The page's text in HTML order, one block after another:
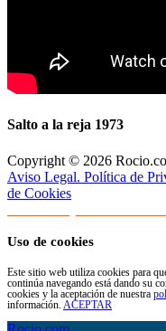
Salto a la reja 1973
Copyright © 2026
Aviso Legal. Política de
de Cookies
Uso de cookies
Este sitio web utiliza cookies para
continúa navegando está dando su
cookies y la aceptación de nuestra
información. ACEPTAR